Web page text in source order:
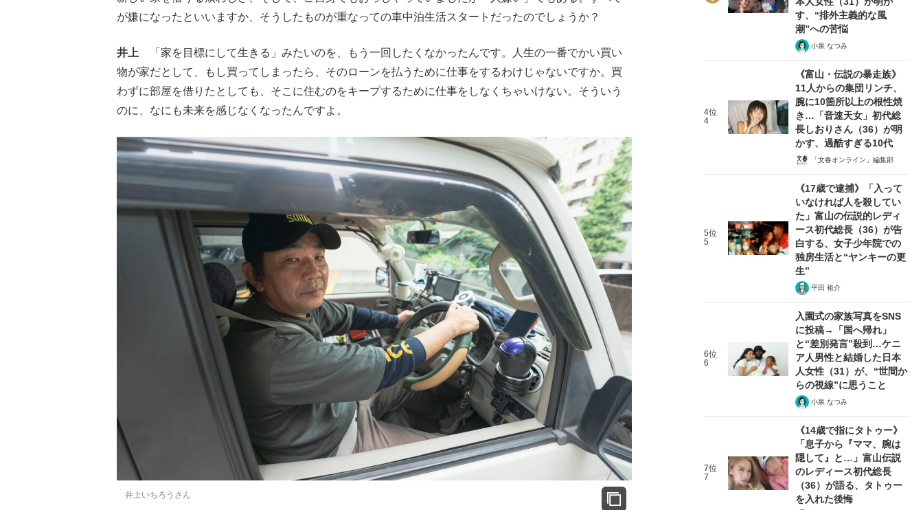
が嫌になったといいますか、そうしたものが重なっての車中泊生活スタートだったのでしょうか？
井上 「家を目標にして生きる」みたいのを、もう一回したくなかったんです。人生の一番でかい買い
物が家だとして、もし買ってしまったら、そのローンを払うために仕事をするわけじゃないですか。買
わずに部屋を借りたとしても、そこに住むのをキープするために仕事をしなくちゃいけない。そういう
のに、なにも未来を感じなくなったんですよ。
井上いちろうさん
す、“排外主義的な風
潮”への苦悩
小泉 なつみ
4位
4
《富山・伝説の暴走族》
11人からの集団リンチ、
腕に10箇所以上の根性焼
き…「音速天女」初代総
長しおりさん（36）が明
かす、過酷すぎる10代
「文春オンライン」編集部
5位
5
《17歳で逮捕》「入って
いなければ人を殺してい
た」富山の伝説的レディ
ース初代総長（36）が告
白する、女子少年院での
独房生活と“ヤンキーの更
生”
平田 裕介
6位
6
入園式の家族写真をSNS
に投稿→「国へ帰れ」
と“差別発言”殺到…ケニ
ア人男性と結婚した日本
人女性（31）が、“世間か
らの視線”に思うこと
小泉 なつみ
7位
7
《14歳で指にタトゥー》
「息子から『ママ、腕は
隠して』と…」富山伝説
のレディース初代総長
（36）が語る、タトゥー
を入れた後悔